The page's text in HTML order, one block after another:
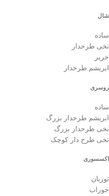
شال
ساده
نخی طرحدار
حریر
ابریشم طرحدار
روسری
ساده
ابریشم طرحدار بزرگ
نخی طرحدار بزرگ
نخی طرح دار کوچک
اکسسوری
توربان
جوراب